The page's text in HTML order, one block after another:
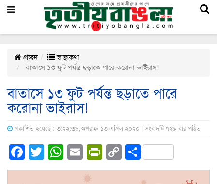
প্রচ্ছদ
স্বাস্থ্যকথা
বাতাসে ১৩ ফুট পর্যন্ত ছড়াতে পারে করোনা ভাইরাস!
বাতাসে ১৩ ফুট পর্যন্ত ছড়াতে পারে
করোনা ভাইরাস!
প্রকাশিত হয়েছে : ৩:২২:৩৯,অপরাহ্ন ১৩ এপ্রিল ২০২০ | সংবাদটি ৭২৯ বার পঠিত
Facebook
Twitter
WhatsApp
EmailPrintFriendly
Copy
Link
Share